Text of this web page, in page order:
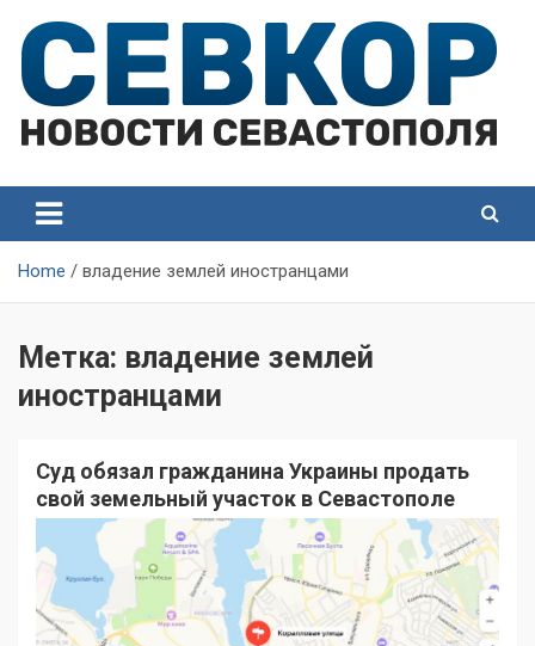
content
Севастополя
Севастополя
Home владение землей иностранцами
Метка: владение землей
иностранцами
Суд обязал гражданина Украины продать
свой земельный участок в Севастополе